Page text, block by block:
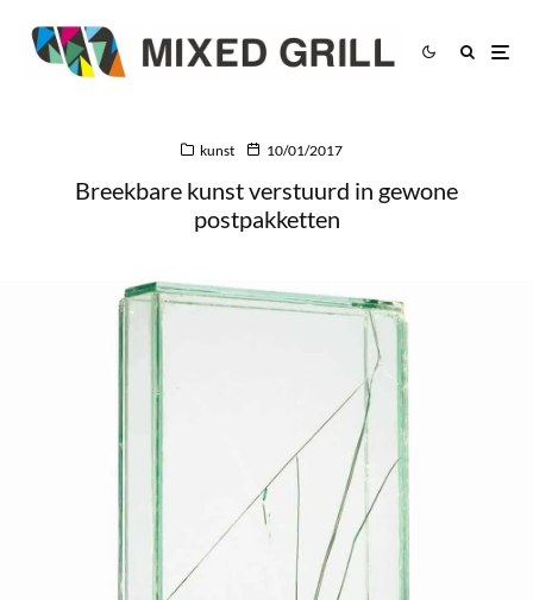
kunst 10/01/2017
Breekbare kunst verstuurd in gewone
postpakketten